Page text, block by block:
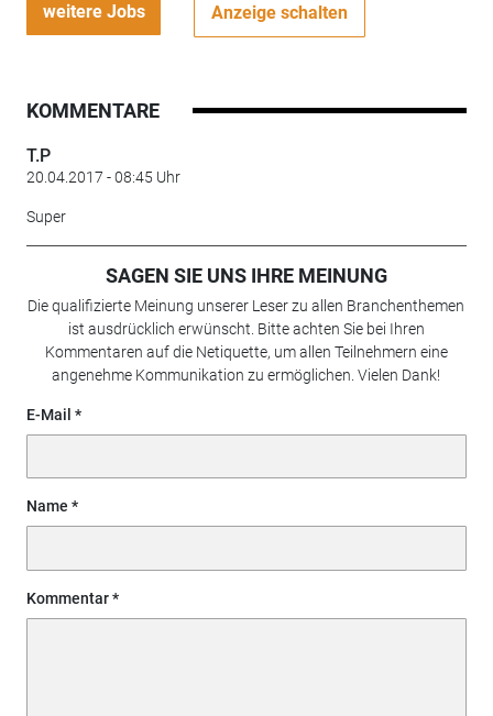
weitere Jobs Anzeige schalten
KOMMENTARE
T.P
20.04.2017 - 08:45 Uhr
Super
SAGEN SIE UNS IHRE MEINUNG
Die qualifizierte Meinung unserer Leser zu allen Branchenthemen
ist ausdrücklich erwünscht. Bitte achten Sie bei Ihren
Kommentaren auf die Netiquette, um allen Teilnehmern eine
angenehme Kommunikation zu ermöglichen. Vielen Dank!
E-Mail
Name
Kommentar